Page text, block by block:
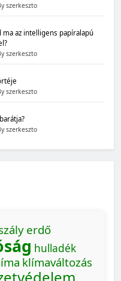
szerkeszto
az intelligens papíralapú
szerkeszto
szerkeszto
szerkeszto
erdő
hulladék
klímaváltozás